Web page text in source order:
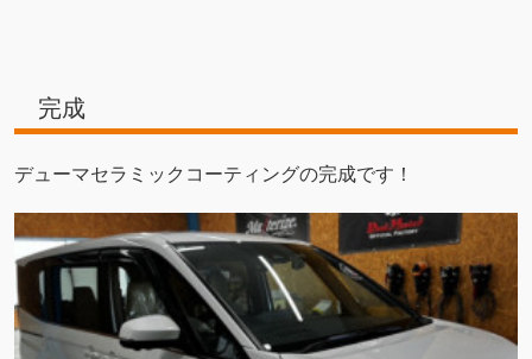
完成
デューマセラミックコーティングの完成です！